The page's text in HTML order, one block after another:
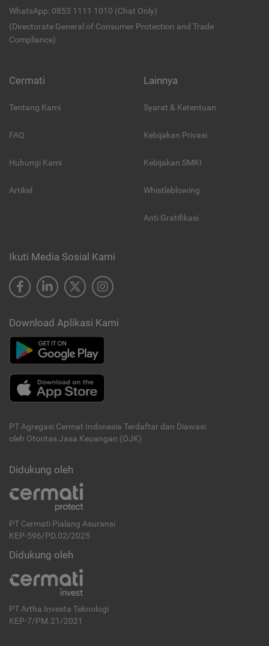
WhatsApp: 0853 1111 1010 (Chat Only)
(Directorate General of Consumer Protection and Trade
Compliance)
Cermati
Tentang Kami
FAQ
Hubungi Kami
Artikel
Lainnya
Syarat & Ketentuan
Kebijakan Privasi
Kebijakan SMKI
Whistleblowing
Anti Gratifikasi
Ikuti Media Sosial Kami
Download Aplikasi Kami
PT Agregasi Cermat Indonesia Terdaftar dan Diawasi
oleh Otoritas Jasa Keuangan (OJK)
Didukung oleh
PT Cermati Pialang Asuransi
KEP-596/PD.02/2025
Didukung oleh
PT Artha Investa Teknologi
KEP-7/PM.21/2021